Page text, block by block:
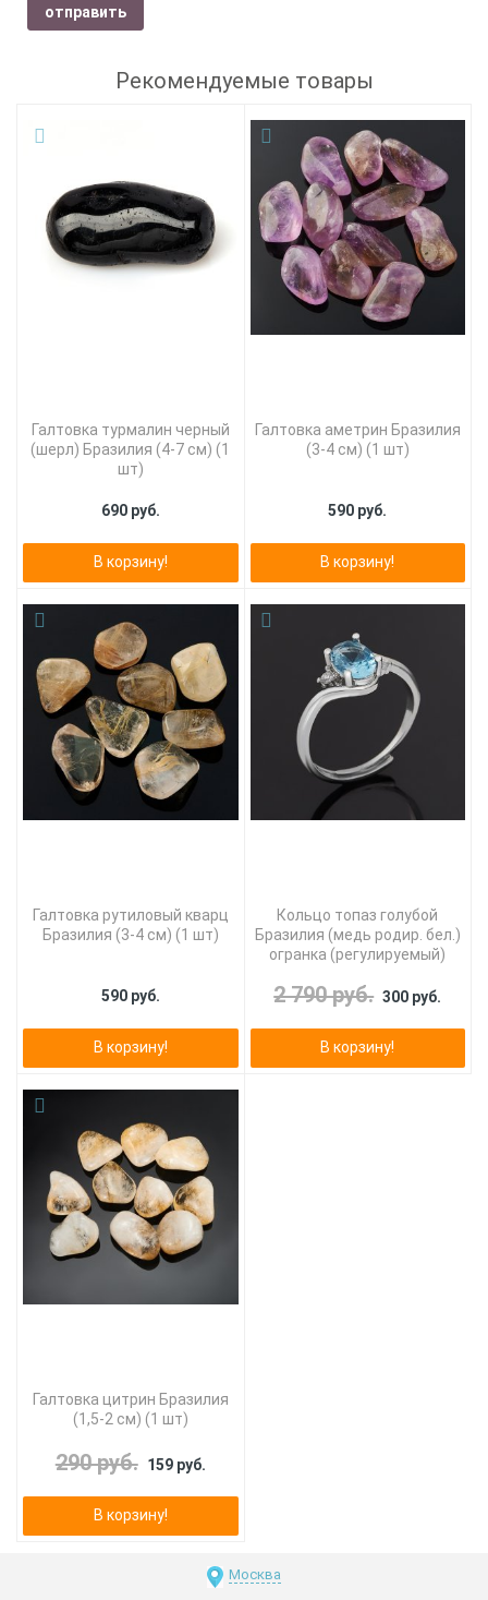
отправить
Рекомендуемые товары
Галтовка турмалин черный
(шерл) Бразилия (4-7 см) (1
шт)
690 руб.
В корзину!
Галтовка аметрин Бразилия
(3-4 см) (1 шт)
590 руб.
В корзину!
Галтовка рутиловый кварц
Бразилия (3-4 см) (1 шт)
590 руб.
В корзину!
Кольцо топаз голубой
Бразилия (медь родир. бел.)
огранка (регулируемый)
2 790 руб. 300 руб.
В корзину!
Галтовка цитрин Бразилия
(1,5-2 см) (1 шт)
290 руб. 159 руб.
В корзину!
Москва